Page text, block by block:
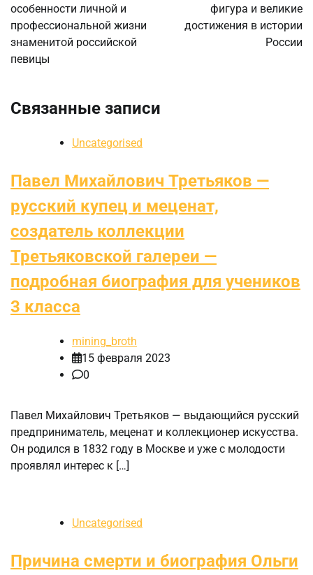
особенности личной и
профессиональной жизни
знаменитой российской
певицы
фигура и великие
достижения в истории
России
Связанные записи
Uncategorised
Павел Михайлович Третьяков —
русский купец и меценат,
создатель коллекции
Третьяковской галереи —
подробная биография для учеников
3 класса
mining_broth
15 февраля 2023
0
Павел Михайлович Третьяков — выдающийся русский
предприниматель, меценат и коллекционер искусства.
Он родился в 1832 году в Москве и уже с молодости
проявлял интерес к […]
Uncategorised
Причина смерти и биография Ольги